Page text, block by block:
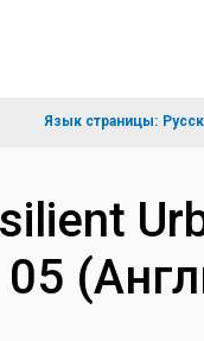
Язык страницы: